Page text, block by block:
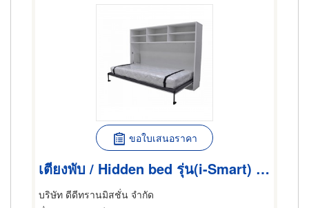
ขอใบเสนอราคา
เตียงพับ / Hidden bed รุ่น(i-Smart) / SWB.H90H i-Smart (single size 3ฟุต ) แนวนอน +ชั้นเก็บของ
บริษัท ดีดีทรานมิสชั่น จำกัด